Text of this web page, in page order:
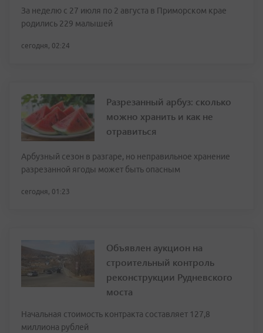
За неделю с 27 июля по 2 августа в Приморском крае
родились 229 малышей
сегодня, 02:24
Разрезанный арбуз: сколько
можно хранить и как не
отравиться
Арбузный сезон в разгаре, но неправильное хранение
разрезанной ягоды может быть опасным
сегодня, 01:23
Объявлен аукцион на
строительный контроль
реконструкции Рудневского
моста
Начальная стоимость контракта составляет 127,8
миллиона рублей